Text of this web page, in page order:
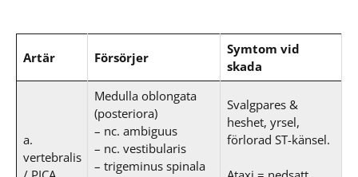
Artär Försörjer
Symtom vid
skada
a.
vertebralis
Medulla oblongata
(posteriora)
– nc. ambiguus
– nc. vestibularis
– trigeminus spinala
Svalgpares &
heshet, yrsel,
förlorad ST-känsel.